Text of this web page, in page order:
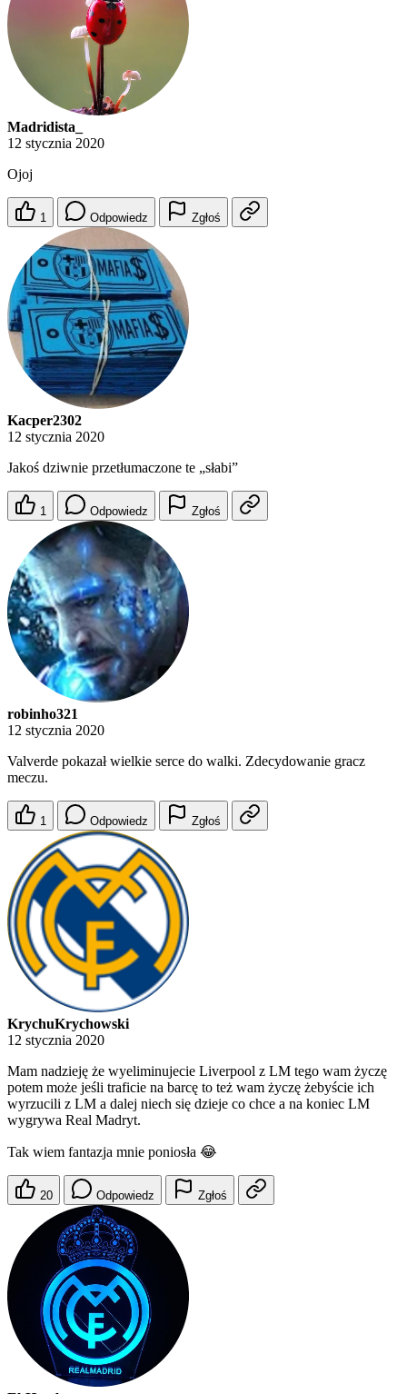
Madridista_
12 stycznia 2020
Ojoj
1 Odpowiedz Zgłoś
Kacper2302
12 stycznia 2020
Jakoś dziwnie przetłumaczone te „słabi”
1 Odpowiedz Zgłoś
robinho321
12 stycznia 2020
Valverde pokazał wielkie serce do walki. Zdecydowanie gracz
meczu.
1 Odpowiedz Zgłoś
KrychuKrychowski
12 stycznia 2020
Mam nadzieję że wyeliminujecie Liverpool z LM tego wam życzę
potem może jeśli traficie na barcę to też wam życzę żebyście ich
wyrzucili z LM a dalej niech się dzieje co chce a na koniec LM
wygrywa Real Madryt.
Tak wiem fantazja mnie poniosła 😂
20 Odpowiedz Zgłoś